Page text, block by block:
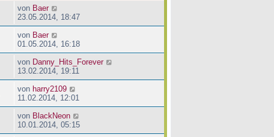
von Baer
23.05.2014, 18:47
von Baer
01.05.2014, 16:18
von Danny_Hits_Forever
13.02.2014, 19:11
von harry2109
11.02.2014, 12:01
von BlackNeon
10.01.2014, 05:15